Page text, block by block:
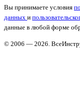
Вы принимаете условия
данных и
данные в любой форме
© 2006 — 2026.